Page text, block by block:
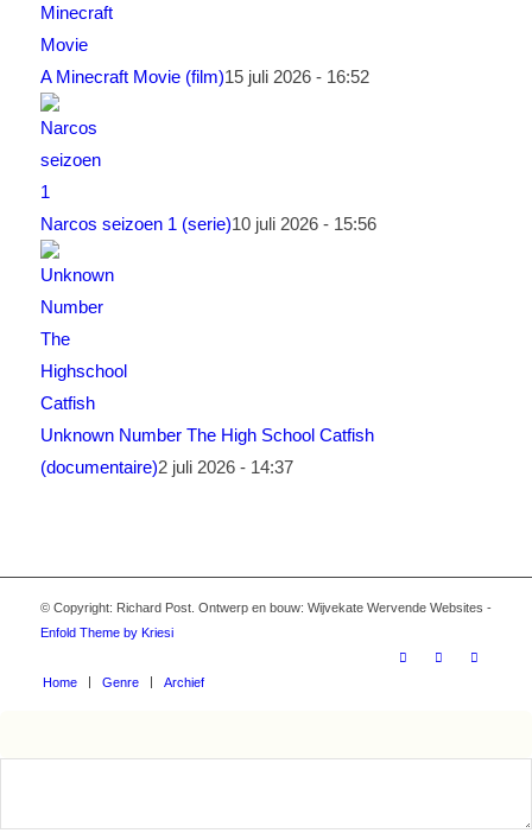
A Minecraft Movie (film)15 juli 2026 - 16:52
Narcos seizoen 1 (serie)10 juli 2026 - 15:56
Unknown Number The High School Catfish
(documentaire)2 juli 2026 - 14:37
© Copyright: Richard Post. Ontwerp en bouw: Wijvekate Wervende Websites -
Enfold Theme by Kriesi
Home Genre Archief